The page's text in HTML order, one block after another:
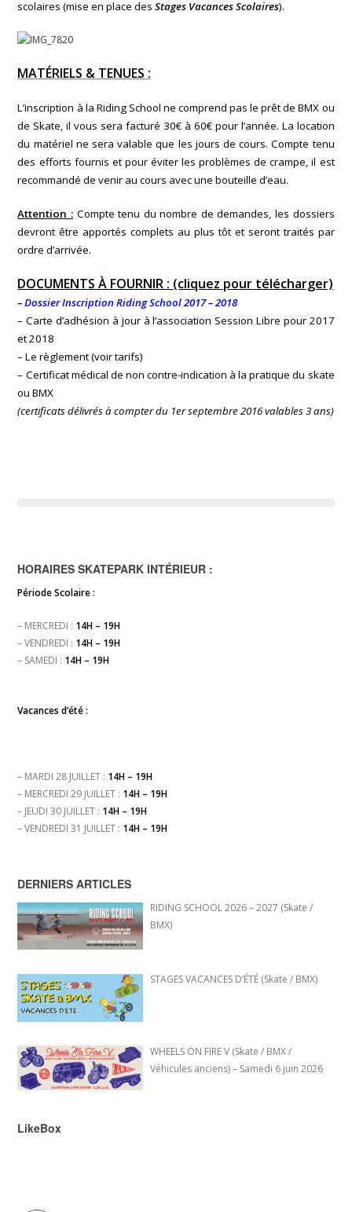
scolaires (mise en place desStages Vacances Scolaires).
MATÉRIELS & TENUES :
L’inscription à la Riding School ne comprend pas le prêt de BMX ou
de Skate, il vous sera facturé 30€ à 60€ pour l’année. La location
du matériel ne sera valable que les jours de cours. Compte tenu
des efforts fournis et pour éviter les problèmes de crampe, il est
recommandé de venir au cours avec une bouteille d’eau.
Attention :Compte tenu du nombre de demandes, les dossiers
devront être apportés complets au plus tôt et seront traités par
ordre d’arrivée.
DOCUMENTS À FOURNIR : (cliquez pour télécharger)
–Dossier Inscription Riding School 2017 – 2018
– Carte d’adhésion à jour à l’association Session Libre pour 2017
et 2018
– Le règlement (voir tarifs)
– Certificat médical de non contre-indication à la pratique du skate
ou BMX
(certificats délivrés à compter du 1er septembre 2016 valables 3 ans)
HORAIRES SKATEPARK INTÉRIEUR :
Période Scolaire :
– MERCREDI : 14H – 19H
– VENDREDI : 14H – 19H
– SAMEDI : 14H – 19H
Vacances d’été :
– MARDI 28 JUILLET : 14H – 19H
– MERCREDI 29 JUILLET : 14H – 19H
– JEUDI 30 JUILLET : 14H – 19H
– VENDREDI 31 JUILLET : 14H – 19H
DERNIERS ARTICLES
RIDING SCHOOL 2026 – 2027 (Skate /
BMX)
STAGES VACANCES D’ÉTÉ (Skate / BMX)
WHEELS ON FIRE V (Skate / BMX /
Véhicules anciens) – Samedi 6 juin 2026
LikeBox